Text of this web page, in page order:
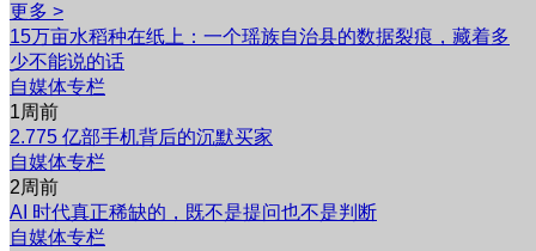
更多 >
15万亩水稻种在纸上：一个瑶族自治县的数据裂痕，藏着多
少不能说的话
自媒体专栏
1周前
2.775 亿部手机背后的沉默买家
自媒体专栏
2周前
AI 时代真正稀缺的，既不是提问也不是判断
自媒体专栏